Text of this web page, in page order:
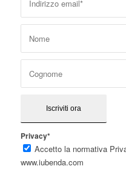
Privacy*
Accetto la normativa
www.iubenda.com